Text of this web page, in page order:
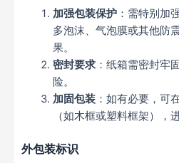
加强包装保护：需特别加
多泡沫、气泡膜或其他防
果。
密封要求：纸箱需密封牢
险。
加固包装：如有必要，可
（如木框或塑料框架），
外包装标识